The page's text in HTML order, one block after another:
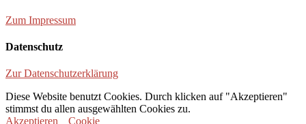
Zum Impressum
Datenschutz
Zur Datenschutzerklärung
Diese Website benutzt Cookies. Durch klicken auf "Akzeptieren"
stimmst du allen ausgewählten Cookies zu.
Akzeptieren
Cookie